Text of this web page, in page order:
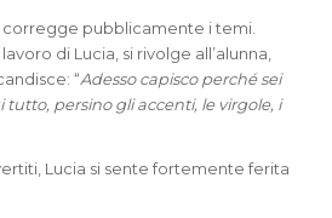
pubblicamente i temi.
di Lucia, si rivolge all’alunna,
“Adesso capisco perché sei
tutto, persino gli accenti, le virgole, i
Lucia si sente fortemente ferita